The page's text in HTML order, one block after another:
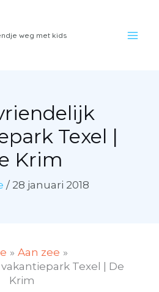
weg met kids
Texel |
Krim
/ 28 januari 2018
Aan zee
Texel | De
Krim